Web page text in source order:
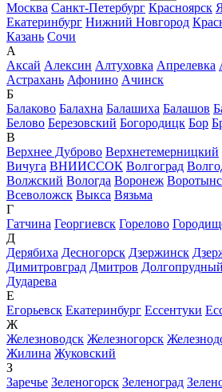
Москва Санкт-Петербург Красноярск
Екатеринбург Нижний Новгород
Казань Сочи
А
Аксай Алексин Алтуховка Апрелевка
Астрахань Афонино Ачинск
Б
Балаково Балахна Балашиха Балашов
Белово Березовский Богородицк Бор
В
Верхнее Дуброво Верхнетемерницкий
Вичуга ВНИИССОК Волгоград
Волжский Вологда Воронеж
Всеволожск Выкса Вязьма
Г
Гатчина Георгиевск Горелово
Д
Дерябиха Десногорск Дзержинск
Димитровград Дмитров Долгопрудный
Дударева
Е
Егорьевск Екатеринбург Ессентуки
Ж
Железноводск Железногорск
Жилина Жуковский
З
Заречье Зеленогорск Зеленоград